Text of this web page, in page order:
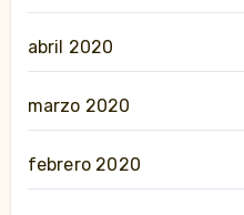
abril 2020
marzo 2020
febrero 2020